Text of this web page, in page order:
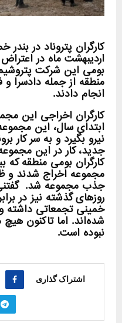
بومی این شرکت
منطقه از جمله دادسرا و
انجام دادند.
کارگران اخراجی این
ابتدای سال، این
نیرو بگیرد و به سر کار
جدید، کار در این
مجموعه اخراج شدند و
جذب مجموعه شد.
روزهای گذشته نیز در
خمینی تجمعاتی داشته
شده‌اند. اما تاکنون
نبوده است.
اشتراک گذاری